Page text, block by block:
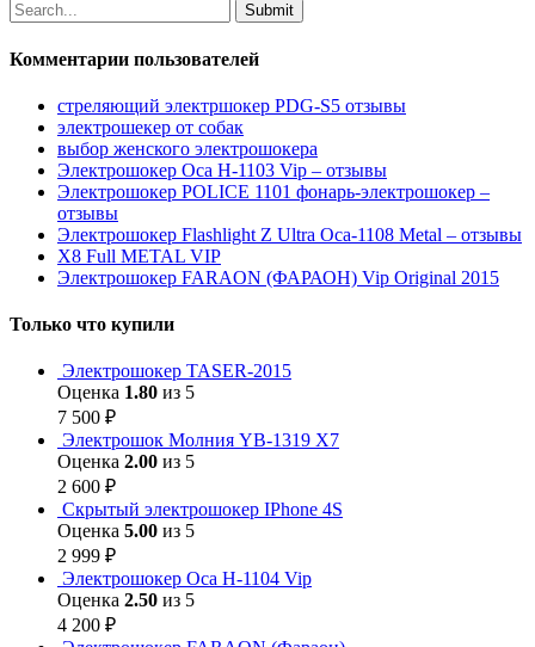
Комментарии пользователей
стреляющий электршокер PDG-S5 отзывы
электрошекер от собак
выбор женского электрошокера
Электрошокер Оса H-1103 Vip – отзывы
Электрошокер POLICE 1101 фонарь-электрошокер –
отзывы
Электрошокер Flashlight Z Ultra Оса-1108 Metal – отзывы
Х8 Full METAL VIP
Электрошокер FARAON (ФАРАОН) Vip Original 2015
Только что купили
Электрошокер TASER-2015
Оценка 1.80 из 5
7 500 ₽
Электрошок Молния YB-1319 Х7
Оценка 2.00 из 5
2 600 ₽
Скрытый электрошокер IPhone 4S
Оценка 5.00 из 5
2 999 ₽
Электрошокер Оса H-1104 Vip
Оценка 2.50 из 5
4 200 ₽